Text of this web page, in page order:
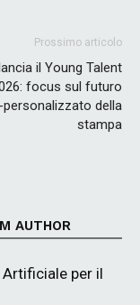
Prossimo articolo
il Young Talent
focus sul futuro
personalizzato della
stampa
AUTHOR
per il